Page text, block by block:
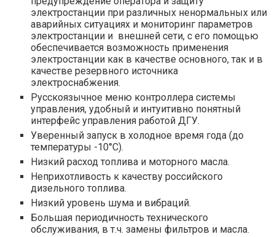
электростанции при различных ненормальных или
аварийных ситуациях и мониторинг параметров
электростанции и внешней сети, с его помощью
обеспечивается возможность применения
электростанции как в качестве основного, так и в
качестве резервного источника
электроснабжения.
Русскоязычное меню контроллера системы
управления, удобный и интуитивно понятный
интерфейс управления работой ДГУ.
Уверенный запуск в холодное время года (до
температуры -10°С).
Низкий расход топлива и моторного масла.
Неприхотливость к качеству российского
дизельного топлива.
Низкий уровень шума и вибраций.
Большая периодичность технического
обслуживания, в т.ч. замены фильтров и масла.